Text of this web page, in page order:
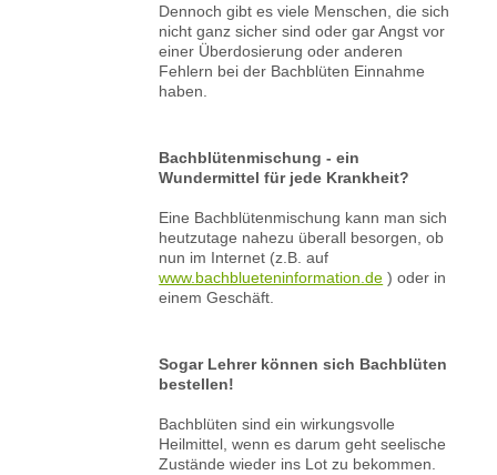
Dennoch gibt es viele Menschen, die sich
nicht ganz sicher sind oder gar Angst vor
einer Überdosierung oder anderen
Fehlern bei der Bachblüten Einnahme
haben.
Bachblütenmischung - ein
Wundermittel für jede Krankheit?
Eine Bachblütenmischung kann man sich
heutzutage nahezu überall besorgen, ob
nun im Internet (z.B. auf
www.bachblueteninformation.de ) oder in
einem Geschäft.
Sogar Lehrer können sich Bachblüten
bestellen!
Bachblüten sind ein wirkungsvolle
Heilmittel, wenn es darum geht seelische
Zustände wieder ins Lot zu bekommen.